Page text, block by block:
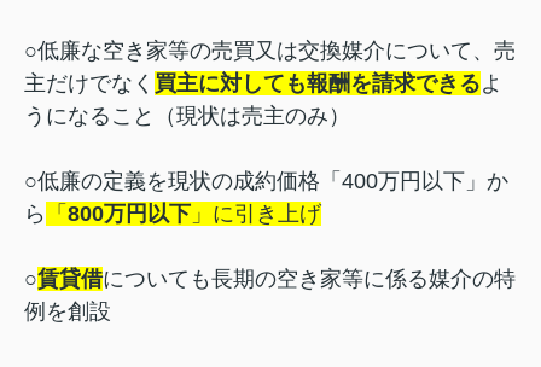
○低廉な空き家等の売買又は交換媒介について、売
主だけでなく 買主に対しても報酬を請求できるよ
うになること（現状は売主のみ）
○低廉の定義を現状の成約価格「400万円以下」か
ら
「 800万円以下 」に引き上げ
○賃貸借についても長期の空き家等に係る媒介の特
例を創設